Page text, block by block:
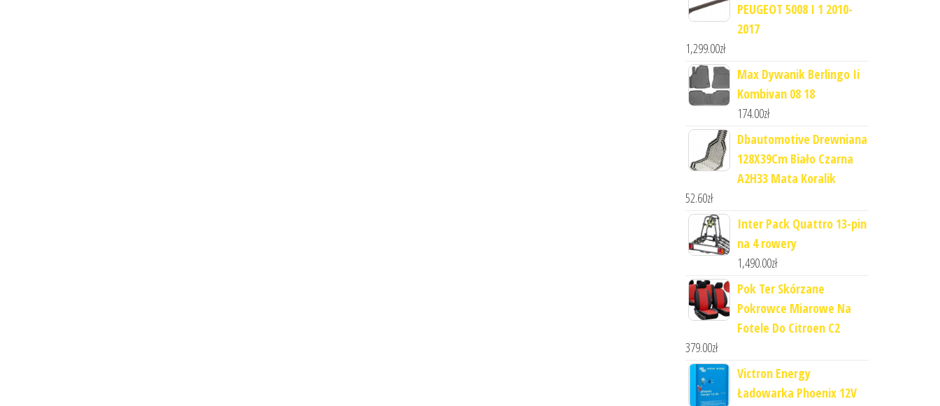
PEUGEOT 5008 I 1 2010-
2017
1,299.00zł
Max Dywanik Berlingo Ii
Kombivan 08 18
174.00zł
Dbautomotive Drewniana
128X39Cm Biało Czarna
A2H33 Mata Koralik
52.60zł
Inter Pack Quattro 13-pin
na 4 rowery
1,490.00zł
Pok Ter Skórzane
Pokrowce Miarowe Na
Fotele Do Citroen C2
379.00zł
Victron Energy
Ładowarka Phoenix 12V